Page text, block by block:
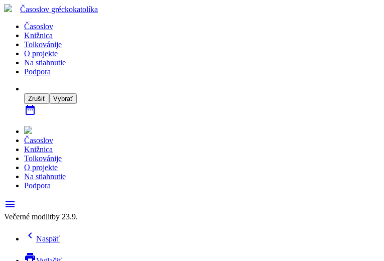
Časoslov gréckokatolíka
Časoslov
Knižnica
Tolkovánije
O projekte
Na stiahnutie
Podpora
Zrušiť Vybrať
date_range
Časoslov
Knižnica
Tolkovánije
O projekte
Na stiahnutie
Podpora
menu
Večerné modlitby 23.9.
chevron_left Naspäť
print